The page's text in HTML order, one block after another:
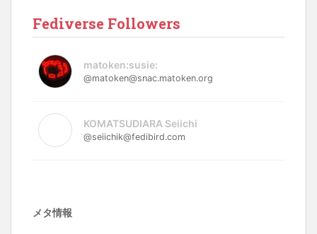
Fediverse Followers
matoken:susie:
@matoken@snac.matoken.org
KOMATSUDIARA Seiichi
@seiichik@fedibird.com
メタ情報